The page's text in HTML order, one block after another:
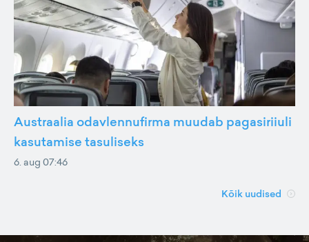
Austraalia odavlennufirma muudab pagasiriiuli
kasutamise tasuliseks
6. aug 07:46
Kõik uudised